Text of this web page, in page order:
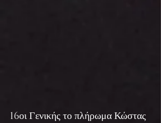
16οι Γενικής το πλήρωμα Κώστας